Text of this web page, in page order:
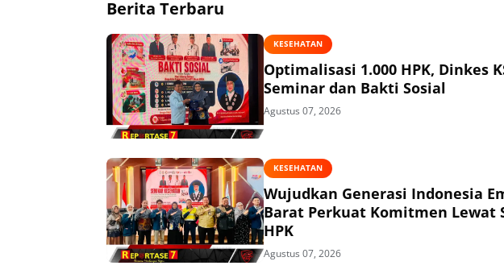
Berita Terbaru
KESEHATAN
Optimalisasi 1.000 HPK, Dinkes
Seminar dan Bakti Sosial
Agustus 07, 2026
KESEHATAN
Wujudkan Generasi Indonesia
Barat Perkuat Komitmen Lewat
HPK
Agustus 07, 2026